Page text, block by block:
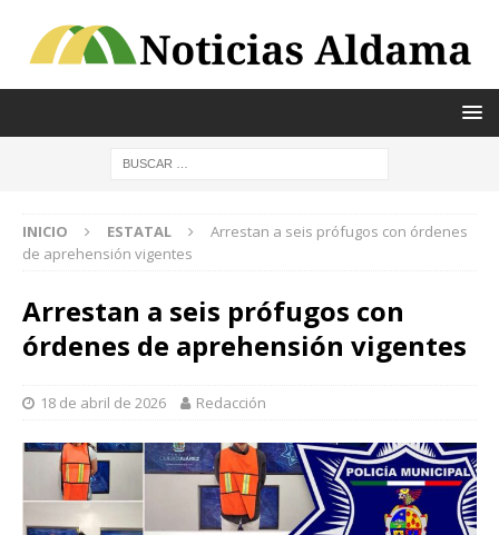
INICIO ESTATAL
Arrestan a seis prófugos con órdenes
de aprehensión vigentes
Arrestan a seis prófugos con
órdenes de aprehensión vigentes
18 de abril de 2026 Redacción